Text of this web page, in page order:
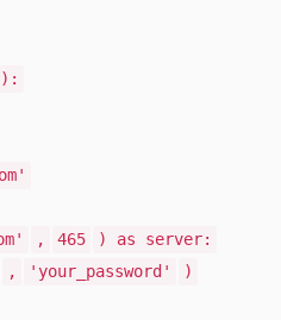
, 465
) as server:
, 'your_password'
)